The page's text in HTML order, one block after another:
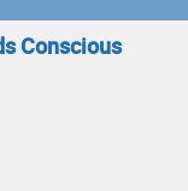
Conscious